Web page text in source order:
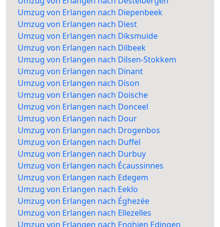
Umzug von Erlangen nach Diepenbeek
Umzug von Erlangen nach Diest
Umzug von Erlangen nach Diksmuide
Umzug von Erlangen nach Dilbeek
Umzug von Erlangen nach Dilsen-Stokkem
Umzug von Erlangen nach Dinant
Umzug von Erlangen nach Dison
Umzug von Erlangen nach Doische
Umzug von Erlangen nach Donceel
Umzug von Erlangen nach Dour
Umzug von Erlangen nach Drogenbos
Umzug von Erlangen nach Duffel
Umzug von Erlangen nach Durbuy
Umzug von Erlangen nach Écaussinnes
Umzug von Erlangen nach Edegem
Umzug von Erlangen nach Eeklo
Umzug von Erlangen nach Éghezée
Umzug von Erlangen nach Ellezelles
Umzug von Erlangen nach Enghien Edingen